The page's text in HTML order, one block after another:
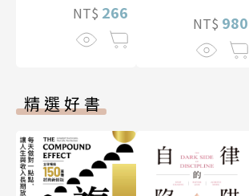
NT$ 266
NT$ 980
精選好書